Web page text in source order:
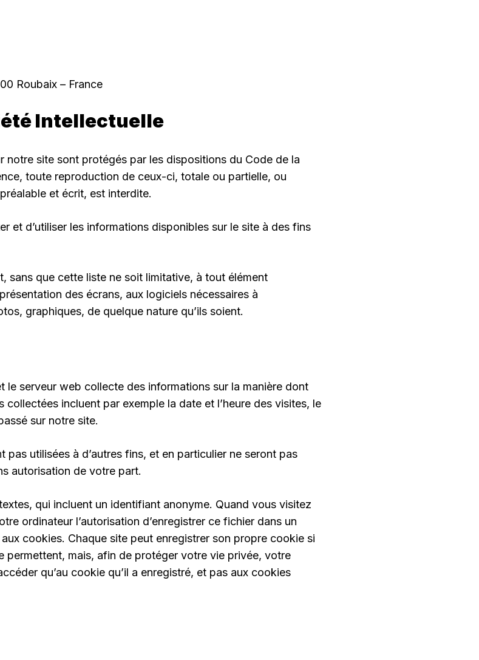
Roubaix – France
Intellectuelle
notre site sont protégés par les dispositions du Code de la
toute reproduction de ceux-ci, totale ou partielle, ou
et écrit, est interdite.
et d’utiliser les informations disponibles sur le site à des fins
sans que cette liste ne soit limitative, à tout élément
des écrans, aux logiciels nécessaires à
graphiques, de quelque nature qu’ils soient.
le serveur web collecte des informations sur la manière dont
incluent par exemple la date et l’heure des visites, le
sur notre site.
pas utilisées à d’autres fins, et en particulier ne seront pas
autorisation de votre part.
qui incluent un identifiant anonyme. Quand vous visitez
ordinateur l’autorisation d’enregistrer ce fichier dans un
cookies. Chaque site peut enregistrer son propre cookie si
permettent, mais, afin de protéger votre vie privée, votre
qu’au cookie qu’il a enregistré, et pas aux cookies